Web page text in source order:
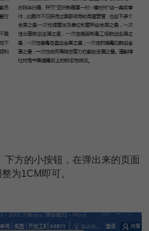
下方的小按钮，在弹出来的页面
为1CM即可。